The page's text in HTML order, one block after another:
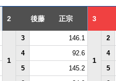
2 後藤 正宗 3
1
3 146.1
1
2
4 92.6
4
5 145.2
5